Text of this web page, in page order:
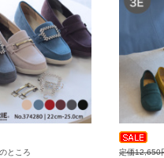
のところ
定価12,650